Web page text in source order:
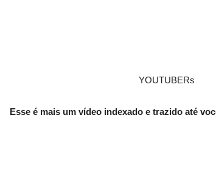
YOUTUBERs
Esse é mais um vídeo indexado e trazido até